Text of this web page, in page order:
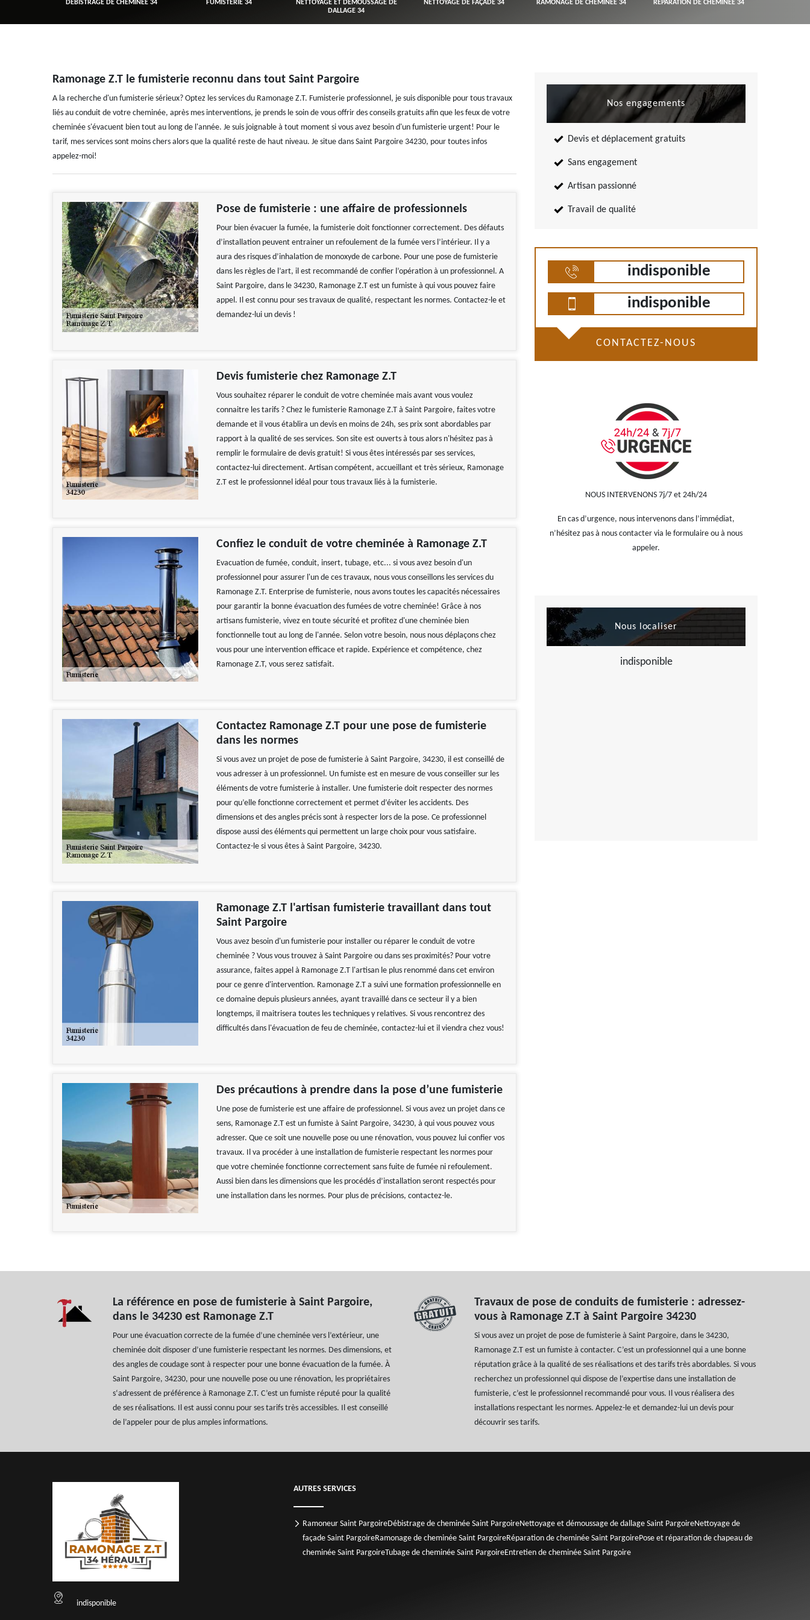
DÉBISTRAGE DE CHEMINÉE 34 FUMISTERIE 34
NETTOYAGE ET DÉMOUSSAGE DE
DALLAGE 34
NETTOYAGE DE FAÇADE 34 RAMONAGE DE CHEMINÉE 34 RÉPARATION DE CHEMINÉE 34
Ramonage Z.T le fumisterie reconnu dans tout Saint Pargoire
A la recherche d'un fumisterie sérieux? Optez les services du Ramonage Z.T. Fumisterie professionnel, je suis disponible pour tous travaux
liés au conduit de votre cheminée, après mes interventions, je prends le soin de vous offrir des conseils gratuits afin que les feux de votre
cheminée s'évacuent bien tout au long de l'année. Je suis joignable à tout moment si vous avez besoin d'un fumisterie urgent! Pour le
tarif, mes services sont moins chers alors que la qualité reste de haut niveau. Je situe dans Saint Pargoire 34230, pour toutes infos
appelez-moi!
Pose de fumisterie : une affaire de professionnels
Pour bien évacuer la fumée, la fumisterie doit fonctionner correctement. Des défauts
d’installation peuvent entrainer un refoulement de la fumée vers l’intérieur. Il y a
aura des risques d’inhalation de monoxyde de carbone. Pour une pose de fumisterie
dans les règles de l’art, il est recommandé de confier l’opération à un professionnel. A
Saint Pargoire, dans le 34230, Ramonage Z.T est un fumiste à qui vous pouvez faire
appel. Il est connu pour ses travaux de qualité, respectant les normes. Contactez-le et
demandez-lui un devis !
Devis fumisterie chez Ramonage Z.T
Vous souhaitez réparer le conduit de votre cheminée mais avant vous voulez
connaitre les tarifs ? Chez le fumisterie Ramonage Z.T à Saint Pargoire, faites votre
demande et il vous établira un devis en moins de 24h, ses prix sont abordables par
rapport à la qualité de ses services. Son site est ouverts à tous alors n'hésitez pas à
remplir le formulaire de devis gratuit! Si vous êtes intéressés par ses services,
contactez-lui directement. Artisan compétent, accueillant et très sérieux, Ramonage
Z.T est le professionnel idéal pour tous travaux liés à la fumisterie.
Confiez le conduit de votre cheminée à Ramonage Z.T
Evacuation de fumée, conduit, insert, tubage, etc... si vous avez besoin d'un
professionnel pour assurer l'un de ces travaux, nous vous conseillons les services du
Ramonage Z.T. Enterprise de fumisterie, nous avons toutes les capacités nécessaires
pour garantir la bonne évacuation des fumées de votre cheminée! Grâce à nos
artisans fumisterie, vivez en toute sécurité et profitez d'une cheminée bien
fonctionnelle tout au long de l'année. Selon votre besoin, nous nous déplaçons chez
vous pour une intervention efficace et rapide. Expérience et compétence, chez
Ramonage Z.T, vous serez satisfait.
Contactez Ramonage Z.T pour une pose de fumisterie
dans les normes
Si vous avez un projet de pose de fumisterie à Saint Pargoire, 34230, il est conseillé de
vous adresser à un professionnel. Un fumiste est en mesure de vous conseiller sur les
éléments de votre fumisterie à installer. Une fumisterie doit respecter des normes
pour qu’elle fonctionne correctement et permet d’éviter les accidents. Des
dimensions et des angles précis sont à respecter lors de la pose. Ce professionnel
dispose aussi des éléments qui permettent un large choix pour vous satisfaire.
Contactez-le si vous êtes à Saint Pargoire, 34230.
Ramonage Z.T l'artisan fumisterie travaillant dans tout
Saint Pargoire
Vous avez besoin d'un fumisterie pour installer ou réparer le conduit de votre
cheminée ? Vous vous trouvez à Saint Pargoire ou dans ses proximités? Pour votre
assurance, faites appel à Ramonage Z.T l'artisan le plus renommé dans cet environ
pour ce genre d'intervention. Ramonage Z.T a suivi une formation professionnelle en
ce domaine depuis plusieurs années, ayant travaillé dans ce secteur il y a bien
longtemps, il maitrisera toutes les techniques y relatives. Si vous rencontrez des
difficultés dans l'évacuation de feu de cheminée, contactez-lui et il viendra chez vous!
Des précautions à prendre dans la pose d’une fumisterie
Une pose de fumisterie est une affaire de professionnel. Si vous avez un projet dans ce
sens, Ramonage Z.T est un fumiste à Saint Pargoire, 34230, à qui vous pouvez vous
adresser. Que ce soit une nouvelle pose ou une rénovation, vous pouvez lui confier vos
travaux. Il va procéder à une installation de fumisterie respectant les normes pour
que votre cheminée fonctionne correctement sans fuite de fumée ni refoulement.
Aussi bien dans les dimensions que les procédés d’installation seront respectés pour
une installation dans les normes. Pour plus de précisions, contactez-le.
Nos engagements
Devis et déplacement gratuits
Sans engagement
Artisan passionné
Travail de qualité
indisponible
indisponible
CONTACTEZ-NOUS
NOUS INTERVENONS 7j/7 et 24h/24
En cas d’urgence, nous intervenons dans l’immédiat,
n’hésitez pas à nous contacter via le formulaire ou à nous
appeler.
Nous localiser
indisponible
La référence en pose de fumisterie à Saint Pargoire,
dans le 34230 est Ramonage Z.T
Pour une évacuation correcte de la fumée d’une cheminée vers l’extérieur, une
cheminée doit disposer d’une fumisterie respectant les normes. Des dimensions, et
des angles de coudage sont à respecter pour une bonne évacuation de la fumée. À
Saint Pargoire, 34230, pour une nouvelle pose ou une rénovation, les propriétaires
s‘adressent de préférence à Ramonage Z.T. C’est un fumiste réputé pour la qualité
de ses réalisations. Il est aussi connu pour ses tarifs très accessibles. Il est conseillé
de l’appeler pour de plus amples informations.
Travaux de pose de conduits de fumisterie : adressez-
vous à Ramonage Z.T à Saint Pargoire 34230
Si vous avez un projet de pose de fumisterie à Saint Pargoire, dans le 34230,
Ramonage Z.T est un fumiste à contacter. C’est un professionnel qui a une bonne
réputation grâce à la qualité de ses réalisations et des tarifs très abordables. Si vous
recherchez un professionnel qui dispose de l’expertise dans une installation de
fumisterie, c’est le professionnel recommandé pour vous. Il vous réalisera des
installations respectant les normes. Appelez-le et demandez-lui un devis pour
découvrir ses tarifs.
indisponible
AUTRES SERVICES
Ramoneur Saint PargoireDébistrage de cheminée Saint PargoireNettoyage et démoussage de dallage Saint PargoireNettoyage de
façade Saint PargoireRamonage de cheminée Saint PargoireRéparation de cheminée Saint PargoirePose et réparation de chapeau de
cheminée Saint PargoireTubage de cheminée Saint PargoireEntretien de cheminée Saint Pargoire